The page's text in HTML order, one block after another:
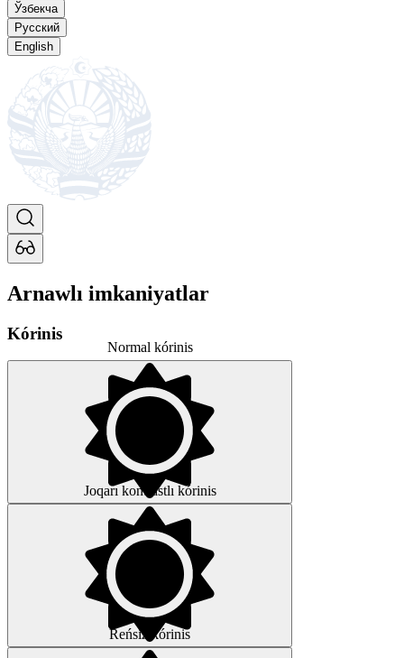
Ўзбекча
Русский
English
Arnawlı imkaniyatlar
Kórinis
Normal kórinis
Joqarı kontrastlı kórinis
Reńsiz kórinis